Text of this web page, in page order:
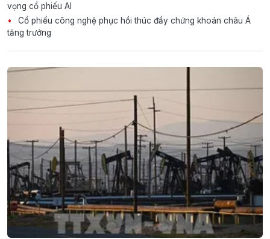
vọng cổ phiếu AI
Cổ phiếu công nghệ phục hồi thúc đẩy chứng khoán châu Á
tăng trưởng